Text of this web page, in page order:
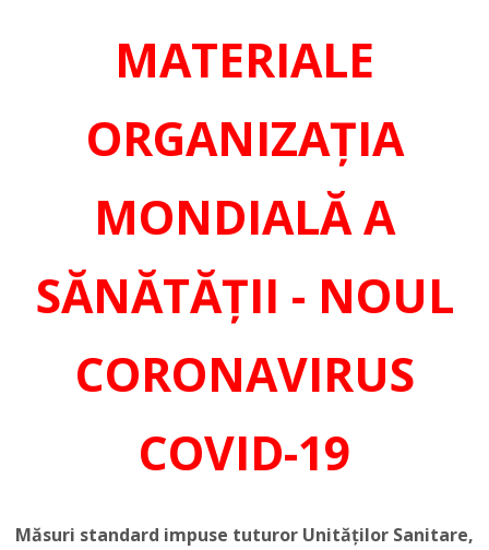
MATERIALE
ORGANIZAȚIA
MONDIALĂ A
SĂNĂTĂȚII - NOUL
CORONAVIRUS
COVID-19
Măsuri standard impuse tuturor Unităților Sanitare,